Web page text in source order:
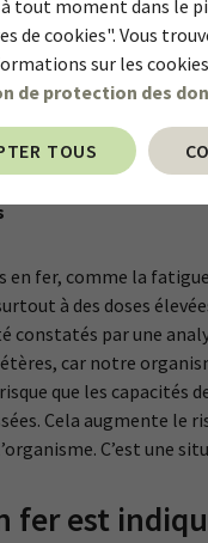
tout moment dans le
de cookies". Vous
sur les
de protection des
TOUS
de concentration
,ongles striés
fer, comme la
à des doses
constatés par une
car notre
que les capacités
Cela augmente le
C’est une
est